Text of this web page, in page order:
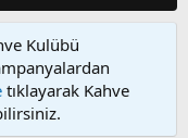
Kulübü
tıklayarak Kahve